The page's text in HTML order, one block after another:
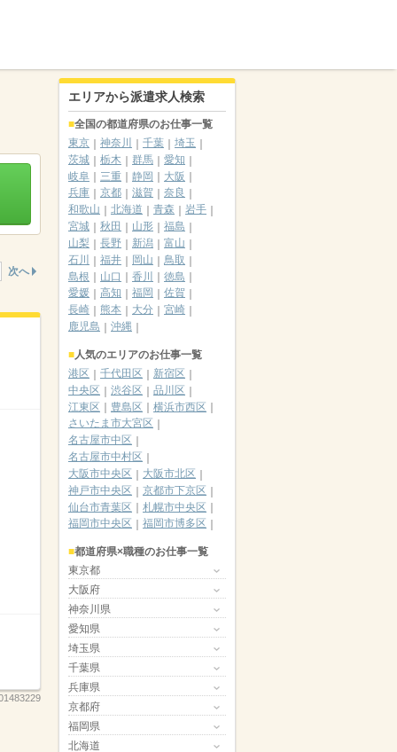
次へ
エリアから派遣求人検索
全国の都道府県のお仕事一覧
東京
神奈川 千葉
埼玉
茨城
栃木 群馬
愛知
岐阜
三重 静岡
大阪
兵庫
京都 滋賀
奈良
和歌山
北海道 青森
岩手
宮城
秋田 山形
福島
山梨
長野 新潟
富山
石川
福井 岡山
鳥取
島根
山口 香川
徳島
愛媛
高知 福岡
佐賀
長崎
熊本 大分
宮崎
鹿児島
沖縄
人気のエリアのお仕事一覧
港区
千代田区
新宿区
中央区
渋谷区
品川区
江東区
豊島区
横浜市西区
さいたま市大宮区
名古屋市中区
名古屋市中村区
大阪市中央区
大阪市北区
神戸市中央区
京都市下京区
仙台市青葉区
札幌市中央区
福岡市中央区
福岡市博多区
都道府県×職種のお仕事一覧
東京都
大阪府
神奈川県
愛知県
埼玉県
千葉県
兵庫県
京都府
福岡県
北海道